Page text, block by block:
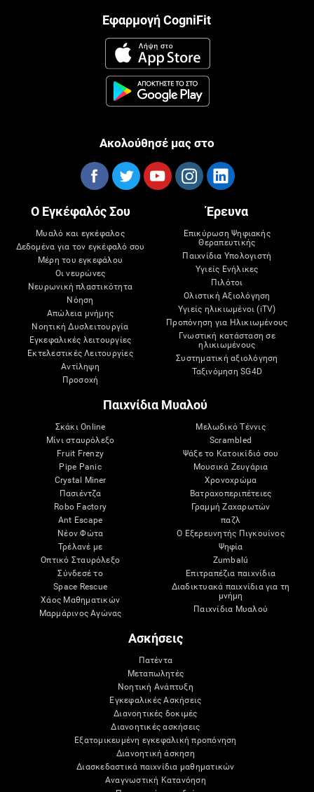
Εφαρμογή CogniFit
Ακολούθησέ μας στο
Ο Εγκέφαλός Σου
Μυαλό και εγκέφαλος
Δεδομένα για τον εγκέφαλό σου
Μέρη του εγκεφάλου
Οι νευρώνες
Νευρωνική πλαστικότητα
Νόηση
Απώλεια μνήμης
Νοητική Δυσλειτουργία
Εγκεφαλικές λειτουργίες
Εκτελεστικές Λειτουργίες
Αντίληψη
Προσοχή
Έρευνα
Επικύρωση Ψηφιακής
Θεραπευτικής
Παιχνίδια Υπολογιστή
Υγιείς Ενήλικες
Πιλότοι
Ολιστική Αξιολόγηση
Υγιείς ηλικιωμένοι (iTV)
Προπόνηση για Ηλικιωμένους
Γνωστική κατάσταση σε
ηλικιωμένους
Συστηματική αξιολόγηση
Ταξινόμηση SG4D
Παιχνίδια Μυαλού
Σκάκι Online
Μίνι σταυρόλεξο
Fruit Frenzy
Pipe Panic
Crystal Miner
Πασιέντζα
Robo Factory
Ant Escape
Νέον Φώτα
Τρέλανέ με
Οπτικό Σταυρόλεξο
Σύνδεσέ το
Space Rescue
Χάος Μαθηματικών
Μαρμάρινος Αγώνας
Μελωδικό Τέννις
Scrambled
Ψάξε το Κατοικίδιό σου
Μουσικά Ζευγάρια
Χρονοχρώμα
Βατραχοπεριπέτειες
Γραμμή Ζαχαρωτών
παζλ
Ο Εξερευνητής Πιγκουίνος
Ψηφία
Zumbalú
Επιτραπέζια παιχνίδια
Διαδικτυακά παιχνίδια για τη
μνήμη
Παιχνίδια Μυαλού
Ασκήσεις
Πατέντα
Μεταπωλητές
Νοητική Ανάπτυξη
Εγκεφαλικές Ασκήσεις
Διανοητικές δοκιμές
Διανοητικές ασκήσεις
Εξατομικευμένη εγκεφαλική προπόνηση
Διανοητική άσκηση
Διασκεδαστικά παιχνίδια μαθηματικών
Αναγνωστική Κατανόηση